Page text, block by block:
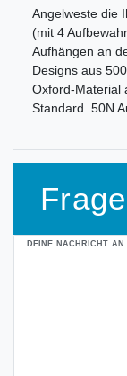
Angelweste die
(mit 4
Aufhängen an
Designs aus
Oxford-Material
Standard. 50N
DEINE NACHRICHT AN